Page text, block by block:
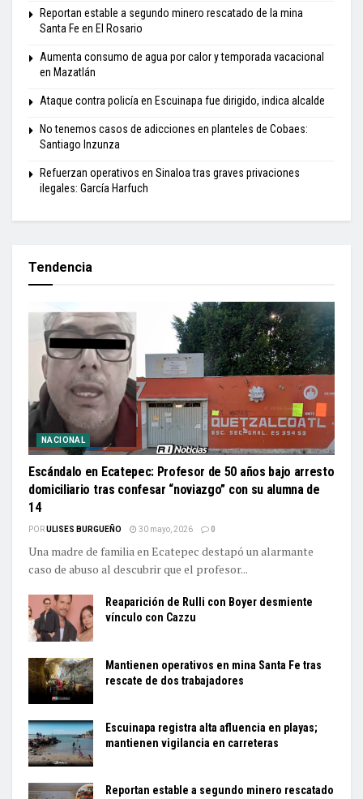
Reportan estable a segundo minero rescatado de la mina
Santa Fe en El Rosario
Aumenta consumo de agua por calor y temporada vacacional
en Mazatlán
Ataque contra policía en Escuinapa fue dirigido, indica alcalde
No tenemos casos de adicciones en planteles de Cobaes:
Santiago Inzunza
Refuerzan operativos en Sinaloa tras graves privaciones
ilegales: García Harfuch
Tendencia
NACIONAL
Escándalo en Ecatepec: Profesor de 50 años bajo arresto
domiciliario tras confesar “noviazgo” con su alumna de
14
PORULISES BURGUEÑO 30 mayo, 2026 0
Una madre de familia en Ecatepec destapó un alarmante
caso de abuso al descubrir que el profesor...
Reaparición de Rulli con Boyer desmiente
vínculo con Cazzu
Mantienen operativos en mina Santa Fe tras
rescate de dos trabajadores
Escuinapa registra alta afluencia en playas;
mantienen vigilancia en carreteras
Reportan estable a segundo minero rescatado